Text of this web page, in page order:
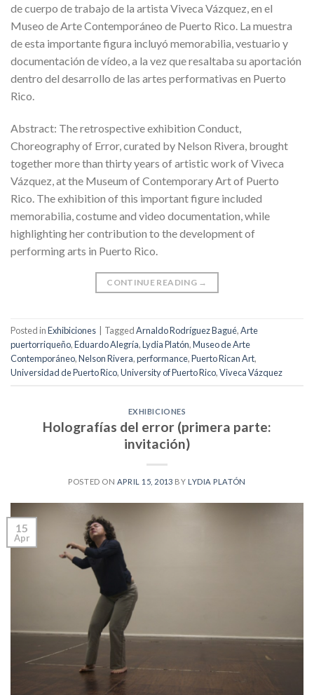
de cuerpo de trabajo de la artista Viveca Vázquez, en el
Museo de Arte Contemporáneo de Puerto Rico. La muestra
de esta importante figura incluyó memorabilia, vestuario y
documentación de vídeo, a la vez que resaltaba su aportación
dentro del desarrollo de las artes performativas en Puerto
Rico.
Abstract: The retrospective exhibition Conduct,
Choreography of Error, curated by Nelson Rivera, brought
together more than thirty years of artistic work of Viveca
Vázquez, at the Museum of Contemporary Art of Puerto
Rico. The exhibition of this important figure included
memorabilia, costume and video documentation, while
highlighting her contribution to the development of
performing arts in Puerto Rico.
CONTINUE READING →
Posted inExhibiciones TaggedArnaldo Rodríguez Bagué,Arte
puertorriqueño,Eduardo Alegría,Lydia Platón,Museo de Arte
Contemporáneo,Nelson Rivera,performance,Puerto Rican Art,
Universidad de Puerto Rico,University of Puerto Rico,Viveca Vázquez
EXHIBICIONES
Holografías del error (primera parte:
invitación)
POSTED ON APRIL 15, 2013 BY LYDIA PLATÓN
15
Apr